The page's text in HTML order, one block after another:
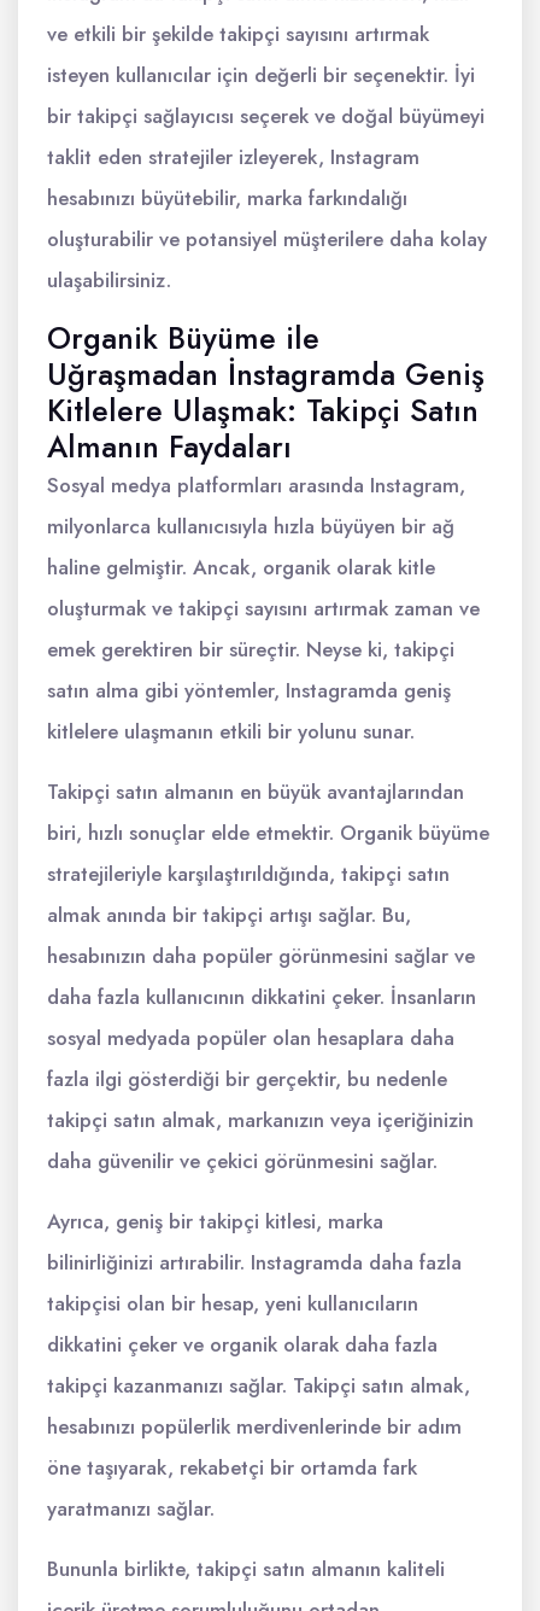
ve etkili bir şekilde takipçi sayısını artırmak
isteyen kullanıcılar için değerli bir seçenektir. İyi
bir takipçi sağlayıcısı seçerek ve doğal büyümeyi
taklit eden stratejiler izleyerek, Instagram
hesabınızı büyütebilir, marka farkındalığı
oluşturabilir ve potansiyel müşterilere daha kolay
ulaşabilirsiniz.
Organik Büyüme ile
Uğraşmadan İnstagramda Geniş
Kitlelere Ulaşmak: Takipçi Satın
Almanın Faydaları
Sosyal medya platformları arasında Instagram,
milyonlarca kullanıcısıyla hızla büyüyen bir ağ
haline gelmiştir. Ancak, organik olarak kitle
oluşturmak ve takipçi sayısını artırmak zaman ve
emek gerektiren bir süreçtir. Neyse ki, takipçi
satın alma gibi yöntemler, Instagramda geniş
kitlelere ulaşmanın etkili bir yolunu sunar.
Takipçi satın almanın en büyük avantajlarından
biri, hızlı sonuçlar elde etmektir. Organik büyüme
stratejileriyle karşılaştırıldığında, takipçi satın
almak anında bir takipçi artışı sağlar. Bu,
hesabınızın daha popüler görünmesini sağlar ve
daha fazla kullanıcının dikkatini çeker. İnsanların
sosyal medyada popüler olan hesaplara daha
fazla ilgi gösterdiği bir gerçektir, bu nedenle
takipçi satın almak, markanızın veya içeriğinizin
daha güvenilir ve çekici görünmesini sağlar.
Ayrıca, geniş bir takipçi kitlesi, marka
bilinirliğinizi artırabilir. Instagramda daha fazla
takipçisi olan bir hesap, yeni kullanıcıların
dikkatini çeker ve organik olarak daha fazla
takipçi kazanmanızı sağlar. Takipçi satın almak,
hesabınızı popülerlik merdivenlerinde bir adım
öne taşıyarak, rekabetçi bir ortamda fark
yaratmanızı sağlar.
Bununla birlikte, takipçi satın almanın kaliteli